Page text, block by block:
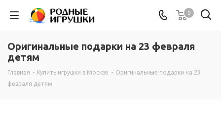
0
Оригинальные подарки на 23 февраля
детям
Главная - Купить игрушки в Москве - Оригинальные подарки на 23
февраля детям